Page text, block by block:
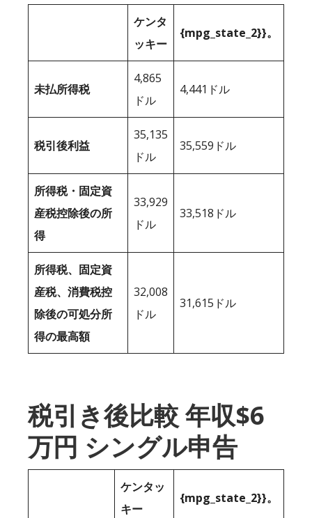
ケンタ
ッキー
{mpg_state_2}}。
未払所得税
4,865
ドル
4,441ドル
税引後利益
35,135
ドル
35,559ドル
所得税・固定資
産税控除後の所
得
33,929
ドル
33,518ドル
所得税、固定資
産税、消費税控
除後の可処分所
得の最高額
32,008
ドル
31,615ドル
税引き後比較 年収$6
万円 シングル申告
ケンタッ
キー
{mpg_state_2}}。